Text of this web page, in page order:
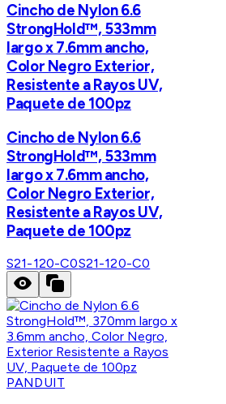
Cincho de Nylon 6.6
StrongHold™, 533mm
largo x 7.6mm ancho,
Color Negro Exterior,
Resistente a Rayos UV,
Paquete de 100pz
Cincho de Nylon 6.6
StrongHold™, 533mm
largo x 7.6mm ancho,
Color Negro Exterior,
Resistente a Rayos UV,
Paquete de 100pz
S21-120-C0S21-120-C0
PANDUIT